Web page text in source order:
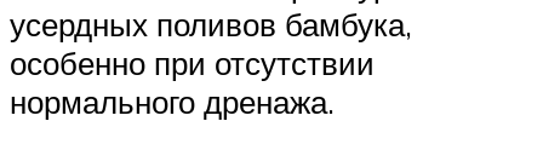
усердных поливов бамбука,
особенно при отсутствии
нормального дренажа.